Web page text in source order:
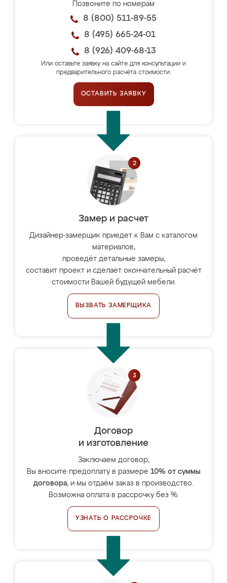
Позвоните по номерам
8 (800) 511-89-55
8 (495) 665-24-01
8 (926) 409-68-13
Или оставьте заявку на сайте для консультации и
предварительного расчёта стоимости.
ОСТАВИТЬ ЗАЯВКУ
Замер и расчет
Дизайнер-замерщик приедет к Вам с каталогом
материалов,
проведёт детальные замеры,
составит проект и сделает окончательный расчёт
стоимости Вашей будущей мебели.
ВЫЗВАТЬ ЗАМЕРЩИКА
Договор
и изготовление
Заключаем договор,
Вы вносите предоплату в размере 10% от суммы
договора, и мы отдаём заказ в производство.
Возможна оплата в рассрочку без %.
УЗНАТЬ О РАССРОЧКЕ